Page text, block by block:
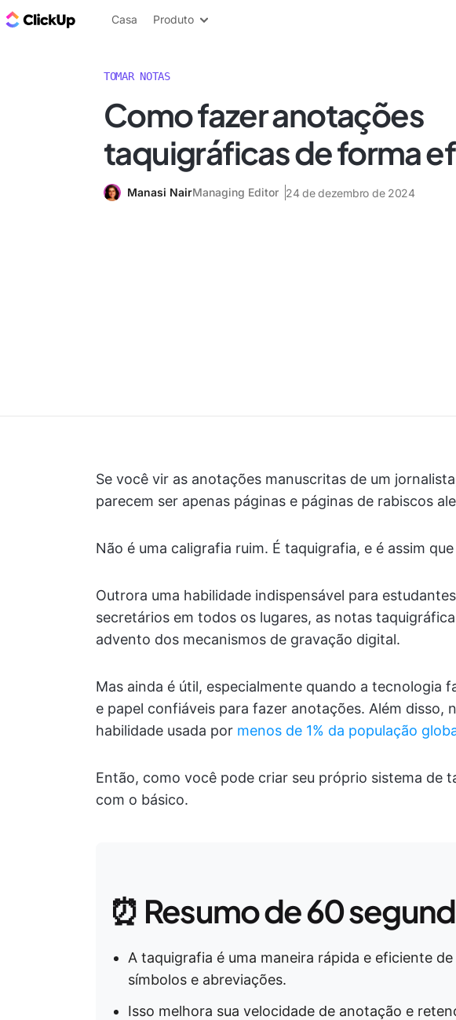
ClickUp Blogue
Casa Produto
TOMAR NOTAS
Como fazer anotações
taquigráficas de forma
Manasi NairManaging Editor 24 de dezembro de 2024
Se você vir as anotações manuscritas de um
parecem ser apenas páginas e páginas de rabiscos
Não é uma caligrafia ruim. É taquigrafia, e é assim
Outrora uma habilidade indispensável para
secretários em todos os lugares, as notas
advento dos mecanismos de gravação digital.
Mas ainda é útil, especialmente quando a tecnologia
e papel confiáveis para fazer anotações. Além disso,
habilidade usada por menos de 1% da população
Então, como você pode criar seu próprio sistema de
com o básico.
⏰ Resumo de 60
A taquigrafia é uma maneira rápida e eficiente
símbolos e abreviações.
Isso melhora sua velocidade de anotação e